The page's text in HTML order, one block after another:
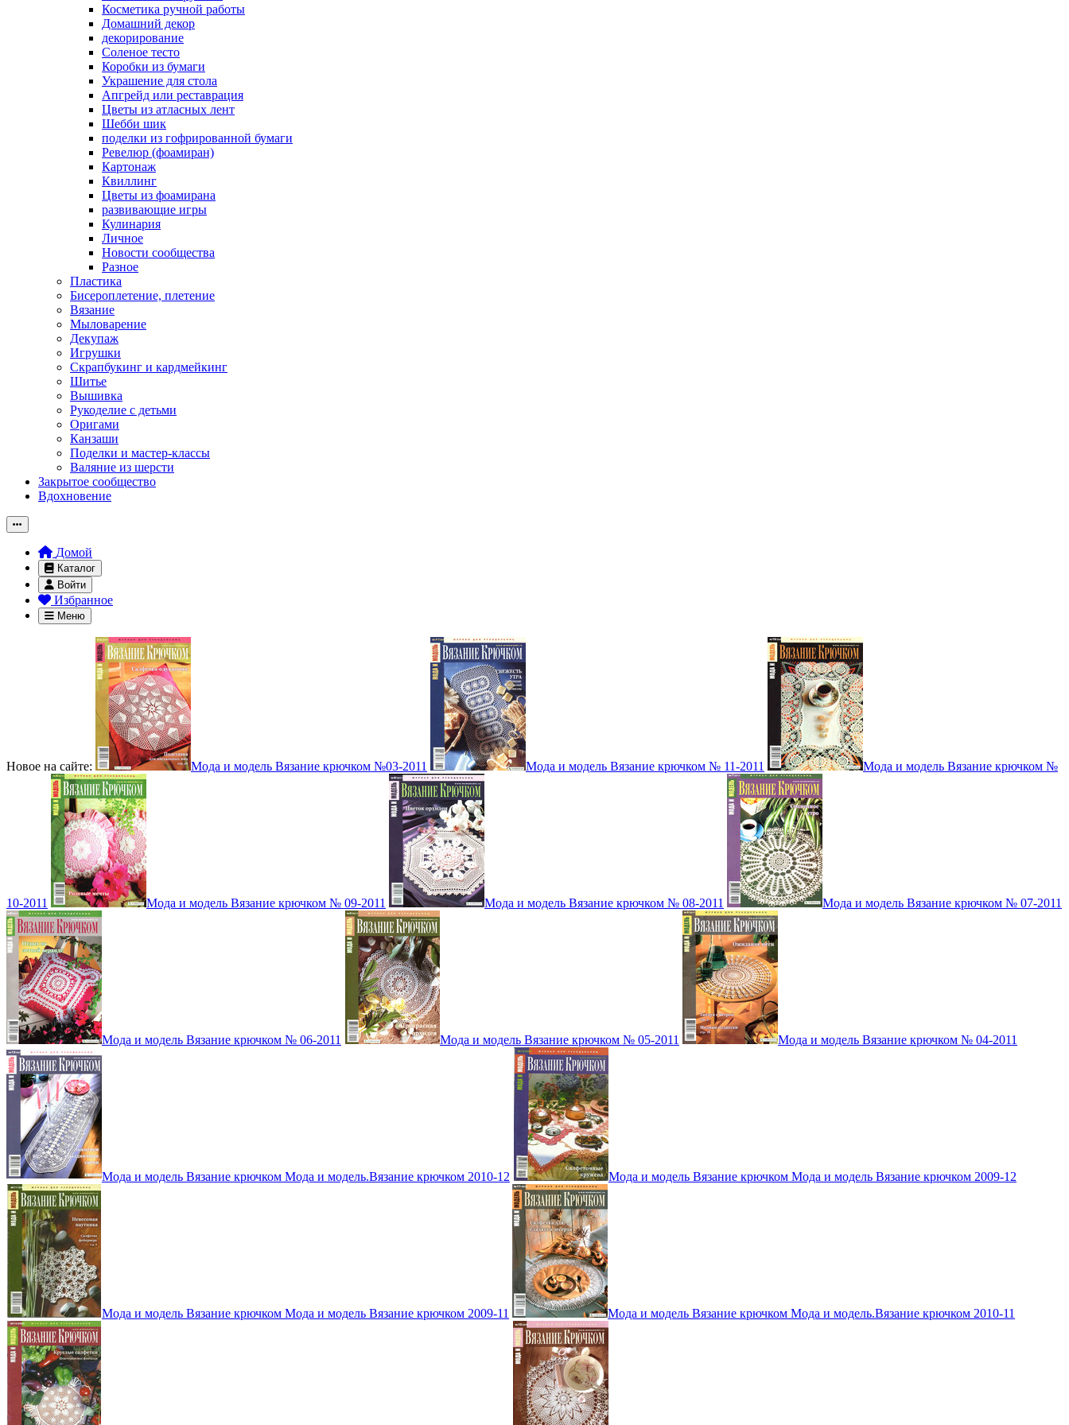
Косметика ручной работы
Домашний декор
декорирование
Соленое тесто
Коробки из бумаги
Украшение для стола
Апгрейд или реставрация
Цветы из атласных лент
Шебби шик
поделки из гофрированной бумаги
Ревелюр (фоамиран)
Картонаж
Квиллинг
Цветы из фоамирана
развивающие игры
Кулинария
Личное
Новости сообщества
Разное
Пластика
Бисероплетение, плетение
Вязание
Мыловарение
Декупаж
Игрушки
Скрапбукинг и кардмейкинг
Шитье
Вышивка
Рукоделие с детьми
Оригами
Канзаши
Поделки и мастер-классы
Валяние из шерсти
Закрытое сообщество
Вдохновение
Домой
Каталог
Войти
Избранное
Меню
Новое на сайте: Мода и модель Вязание крючком №03-2011 Мода и модель Вязание крючком № 11-2011 Мода и модель Вязание крючком №
10-2011 Мода и модель Вязание крючком № 09-2011 Мода и модель Вязание крючком № 08-2011 Мода и модель Вязание крючком № 07-2011
Мода и модель Вязание крючком № 06-2011 Мода и модель Вязание крючком № 05-2011 Мода и модель Вязание крючком № 04-2011
Мода и модель Вязание крючком Мода и модель.Вязание крючком 2010-12 Мода и модель Вязание крючком Мода и модель Вязание крючком 2009-12
Мода и модель Вязание крючком Мода и модель Вязание крючком 2009-11 Мода и модель Вязание крючком Мода и модель.Вязание крючком 2010-11